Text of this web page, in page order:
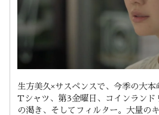
生方美久×サスペンスで、今季の大本
Tシャツ、第3金曜日、コインランド
の渇き、そしてフィルター。大量の